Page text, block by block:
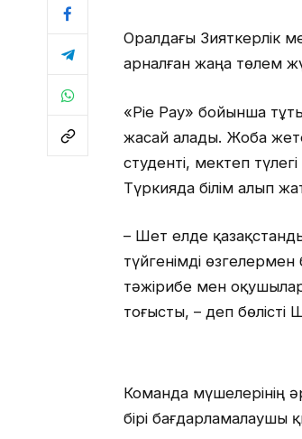
Оралдағы Зияткерлік
арналған жаңа төлем
«Pie Pay» бойынша
жасай алады. Жоба
студенті, мектеп
Түркияда білім алып
– Шет елде
түйгенімді
тәжірибе мен
тоғысты, – деп бөлісті
Команда мүшелерінің
бірі бағдарламалаушы